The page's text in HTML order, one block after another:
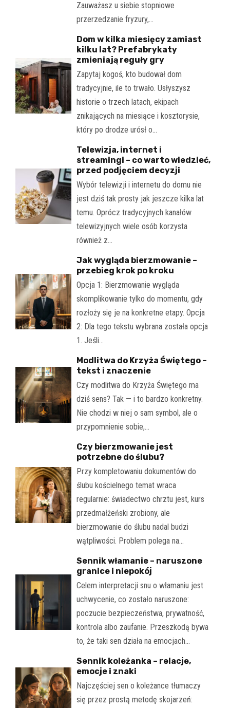
Zauważasz u siebie stopniowe
przerzedzanie fryzury,…
Dom w kilka miesięcy zamiast
kilku lat? Prefabrykaty
zmieniają reguły gry
Zapytaj kogoś, kto budował dom
tradycyjnie, ile to trwało. Usłyszysz
historie o trzech latach, ekipach
znikających na miesiące i kosztorysie,
który po drodze urósł o…
Telewizja, internet i
streamingi – co warto wiedzieć,
przed podjęciem decyzji
Wybór telewizji i internetu do domu nie
jest dziś tak prosty jak jeszcze kilka lat
temu. Oprócz tradycyjnych kanałów
telewizyjnych wiele osób korzysta
również z…
Jak wygląda bierzmowanie –
przebieg krok po kroku
Opcja 1: Bierzmowanie wygląda
skomplikowanie tylko do momentu, gdy
rozłoży się je na konkretne etapy. Opcja
2: Dla tego tekstu wybrana została opcja
1. Jeśli…
Modlitwa do Krzyża Świętego –
tekst i znaczenie
Czy modlitwa do Krzyża Świętego ma
dziś sens? Tak — i to bardzo konkretny.
Nie chodzi w niej o sam symbol, ale o
przypomnienie sobie,…
Czy bierzmowanie jest
potrzebne do ślubu?
Przy kompletowaniu dokumentów do
ślubu kościelnego temat wraca
regularnie: świadectwo chrztu jest, kurs
przedmałżeński zrobiony, ale
bierzmowanie do ślubu nadal budzi
wątpliwości. Problem polega na…
Sennik włamanie – naruszone
granice i niepokój
Celem interpretacji snu o włamaniu jest
uchwycenie, co zostało naruszone:
poczucie bezpieczeństwa, prywatność,
kontrola albo zaufanie. Przeszkodą bywa
to, że taki sen działa na emocjach…
Sennik koleżanka – relacje,
emocje i znaki
Najczęściej sen o koleżance tłumaczy
się przez prostą metodę skojarzeń: